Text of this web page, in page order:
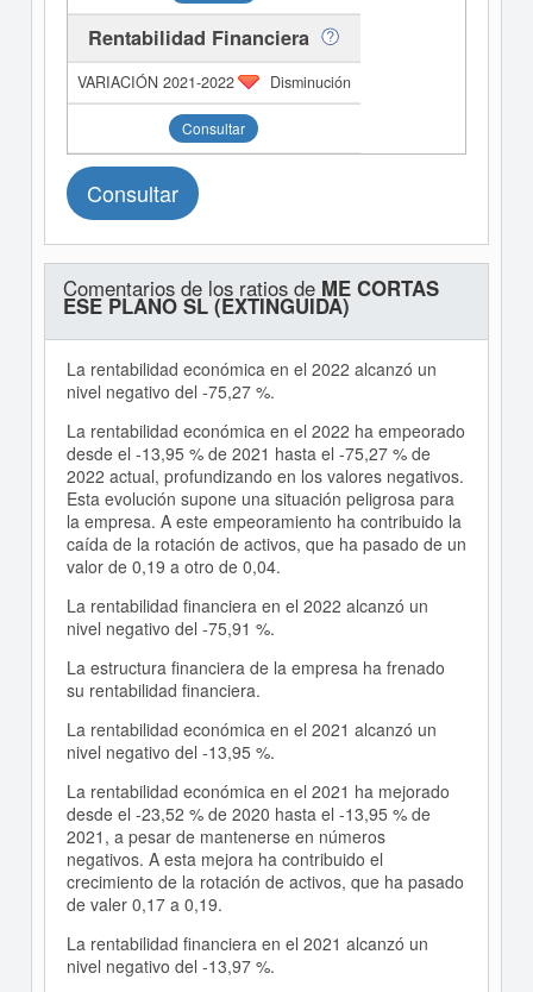
Rentabilidad Financiera
Disminución
Consultar
Consultar
Comentarios de los ratios de ME CORTAS
ESE PLANO SL (EXTINGUIDA)
La rentabilidad económica en el 2022 alcanzó un
nivel negativo del -75,27 %.
La rentabilidad económica en el 2022 ha empeorado
desde el -13,95 % de 2021 hasta el -75,27 % de
2022 actual, profundizando en los valores negativos.
Esta evolución supone una situación peligrosa para
la empresa. A este empeoramiento ha contribuido la
caída de la rotación de activos, que ha pasado de un
valor de 0,19 a otro de 0,04.
La rentabilidad financiera en el 2022 alcanzó un
nivel negativo del -75,91 %.
La estructura financiera de la empresa ha frenado
su rentabilidad financiera.
La rentabilidad económica en el 2021 alcanzó un
nivel negativo del -13,95 %.
La rentabilidad económica en el 2021 ha mejorado
desde el -23,52 % de 2020 hasta el -13,95 % de
2021, a pesar de mantenerse en números
negativos. A esta mejora ha contribuido el
crecimiento de la rotación de activos, que ha pasado
de valer 0,17 a 0,19.
La rentabilidad financiera en el 2021 alcanzó un
nivel negativo del -13,97 %.